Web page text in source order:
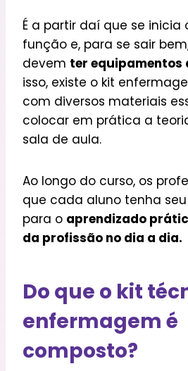
É a partir daí que se
função e, para se sair
devem ter equipamentos
isso, existe o kit
com diversos materiais
colocar em prática a
sala de aula.
Ao longo do curso, os
que cada aluno tenha
para o aprendizado
da profissão no dia a dia.
Do que o kit
enfermagem é
composto?